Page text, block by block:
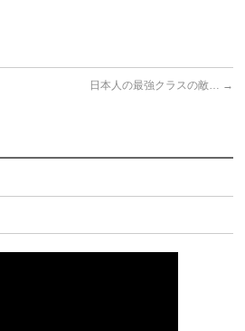
日本人の最強クラスの敵… →